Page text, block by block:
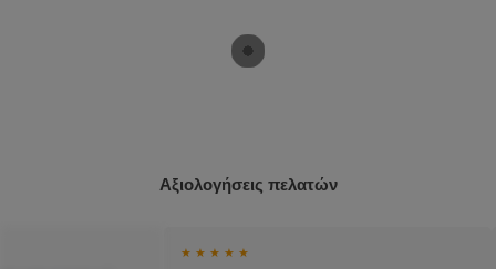
Αξιολογήσεις πελατών
★ ★ ★ ★ ★